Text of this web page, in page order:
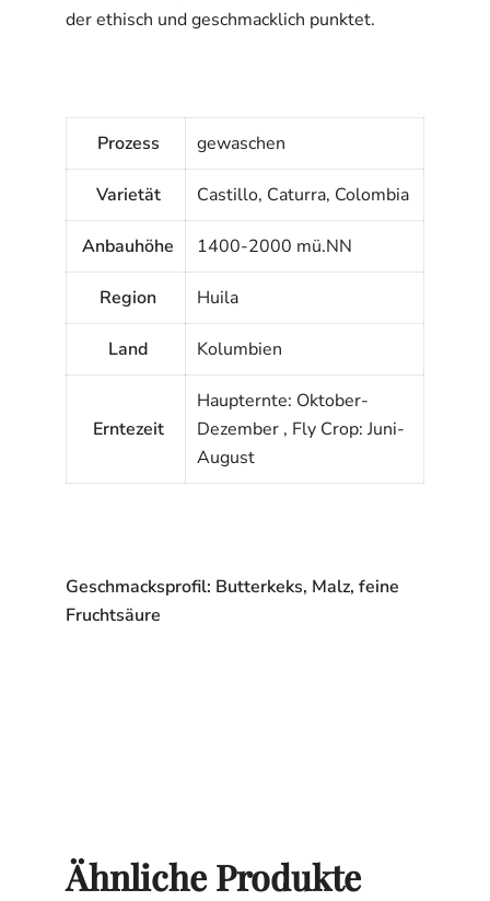
der ethisch und geschmacklich punktet.
Prozess gewaschen
Varietät Castillo, Caturra, Colombia
Anbauhöhe 1400-2000 mü.NN
Region Huila
Land Kolumbien
Erntezeit
Haupternte: Oktober-
Dezember , Fly Crop: Juni-
August
Geschmacksprofil: Butterkeks, Malz, feine
Fruchtsäure
Ähnliche Produkte